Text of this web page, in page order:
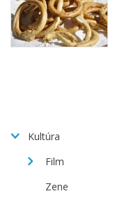
Kultúra
Film
Zene